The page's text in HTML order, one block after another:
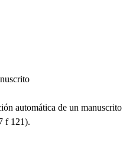
automática de un manuscrito
f 121).